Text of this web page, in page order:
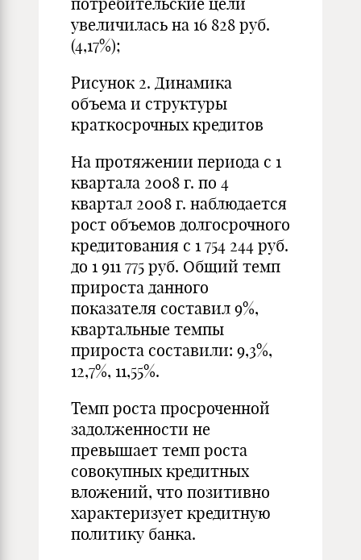
увеличилась на 16 828 руб.
(4,17%);
Рисунок 2. Динамика
объема и структуры
краткосрочных кредитов
На протяжении периода с 1
квартала 2008 г. по 4
квартал 2008 г. наблюдается
рост объемов долгосрочного
кредитования с 1 754 244 руб.
до 1 911 775 руб. Общий темп
прироста данного
показателя составил 9%,
квартальные темпы
прироста составили: 9,3%,
12,7%, 11,55%.
Темп роста просроченной
задолженности не
превышает темп роста
совокупных кредитных
вложений, что позитивно
характеризует кредитную
политику банка.